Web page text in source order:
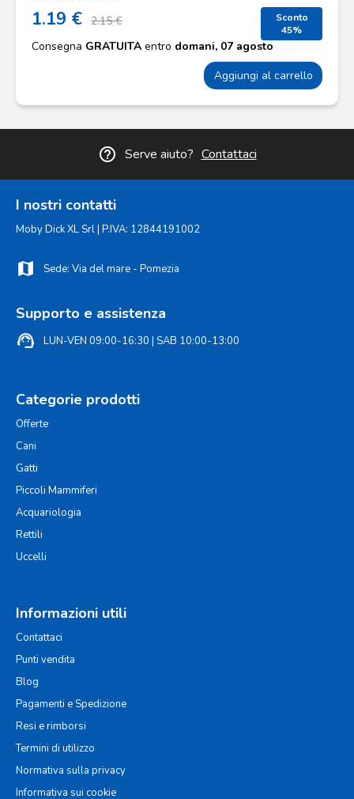
1.19 € 2.15 €
Sconto
45%
Consegna GRATUITA entro domani, 07 agosto
Aggiungi al carrello
help_outline Serve aiuto? Contattaci
I nostri contatti
Moby Dick XL Srl | P.IVA: 12844191002
map Sede: Via del mare - Pomezia
Supporto e assistenza
support_agent LUN-VEN 09:00-16:30 | SAB 10:00-13:00
Categorie prodotti
Offerte
Cani
Gatti
Piccoli Mammiferi
Acquariologia
Rettili
Uccelli
Informazioni utili
Contattaci
Punti vendita
Blog
Pagamenti e Spedizione
Resi e rimborsi
Termini di utilizzo
Normativa sulla privacy
Informativa sui cookie